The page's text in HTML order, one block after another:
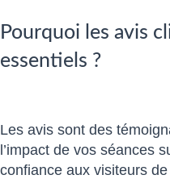
Pourquoi les avis
essentiels ?
Les avis sont des
l’impact de vos séances
confiance aux visiteurs